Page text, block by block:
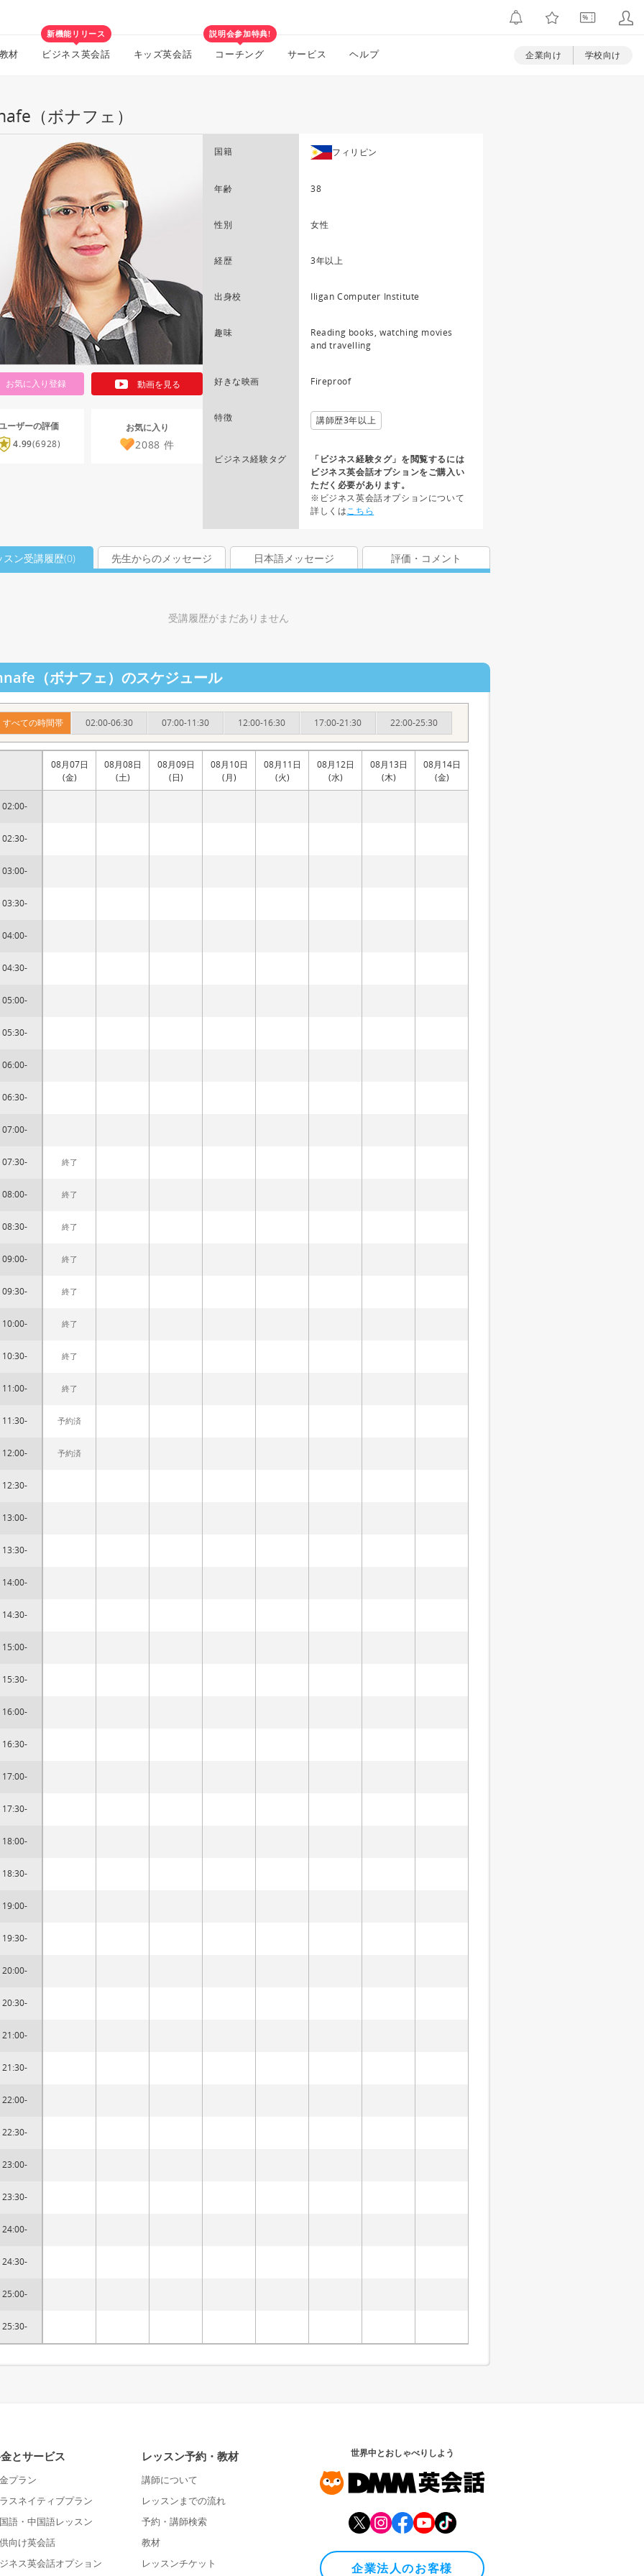
材
新機能リリース
ビジネス英会話 キッズ英会話
説明会参加特典!
コーチング サービス ヘルプ 企業向け 学校向け
（ボナフェ）
お気に入り登録 動画を見る
ーザーの評価
4.99(6928)
お気に入り
2088 件
国籍 フィリピン
年齢 38
性別 女性
経歴 3年以上
出身校 Iligan Computer Institute
趣味
Reading books, watching movies
and travelling
好きな映画 Fireproof
特徴 講師歴3年以上
ビジネス経験タグ
「ビジネス経験タグ」を閲覧するには
ビジネス英会話オプションをご購入い
ただく必要があります。
※ビジネス英会話オプションについて
詳しくはこちら
スン受講履歴(0) 先生からのメッセージ 日本語メッセージ 評価・コメント
受講履歴がまだありません
（ボナフェ）のスケジュール
すべての時間帯 02:00-06:30 07:00-11:30 12:00-16:30 17:00-21:30 22:00-25:30
02:00-
02:30-
03:00-
03:30-
04:00-
04:30-
05:00-
05:30-
06:00-
06:30-
07:00-
07:30-
08:00-
08:30-
09:00-
09:30-
10:00-
10:30-
11:00-
11:30-
12:00-
12:30-
13:00-
13:30-
14:00-
14:30-
15:00-
15:30-
16:00-
16:30-
17:00-
17:30-
18:00-
18:30-
19:00-
19:30-
20:00-
20:30-
21:00-
21:30-
22:00-
22:30-
23:00-
23:30-
24:00-
24:30-
25:00-
25:30-
08月07日
(金)
終了
終了
終了
終了
終了
終了
終了
終了
予約済
予約済
08月08日
(土)
08月09日
(日)
08月10日
(月)
08月11日
(火)
08月12日
(水)
08月13日
(木)
08月14日
(金)
とサービス
プラン
スネイティブプラン
語・中国語レッスン
向け英会話
ネス英会話オプション
レッスン予約・教材
講師について
レッスンまでの流れ
予約・講師検索
教材
レッスンチケット
世界中とおしゃべりしよう
企業法人のお客様